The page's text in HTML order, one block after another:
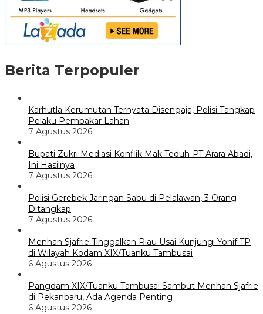
Berita Terpopuler
Karhutla Kerumutan Ternyata Disengaja, Polisi Tangkap
Pelaku Pembakar Lahan
7 Agustus 2026
Bupati Zukri Mediasi Konflik Mak Teduh-PT Arara Abadi,
Ini Hasilnya
7 Agustus 2026
Polisi Gerebek Jaringan Sabu di Pelalawan, 3 Orang
Ditangkap
7 Agustus 2026
Menhan Sjafrie Tinggalkan Riau Usai Kunjungi Yonif TP
di Wilayah Kodam XIX/Tuanku Tambusai
6 Agustus 2026
Pangdam XIX/Tuanku Tambusai Sambut Menhan Sjafrie
di Pekanbaru, Ada Agenda Penting
6 Agustus 2026